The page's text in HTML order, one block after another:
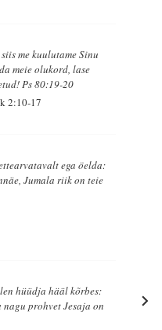
me kuulutame Sinu
meie olukord, lase
Ps 80:19-20
2:10-17
ega öelda:
Jumala riik on teie
hüüdja hääl kõrbes:
nagu prohvet Jesaja on